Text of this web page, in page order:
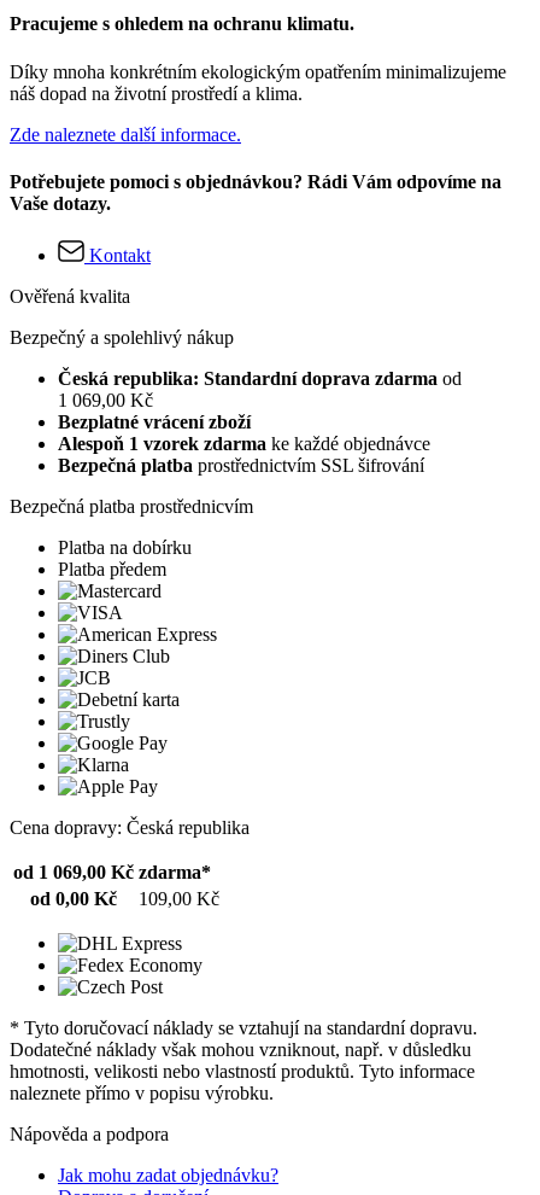
Pracujeme s ohledem na ochranu klimatu.
Díky mnoha konkrétním ekologickým opatřením minimalizujeme
náš dopad na životní prostředí a klima.
Zde naleznete další informace.
Potřebujete pomoci s objednávkou? Rádi Vám odpovíme na
Vaše dotazy.
Kontakt
Ověřená kvalita
Bezpečný a spolehlivý nákup
Česká republika: Standardní doprava zdarma od
1 069,00 Kč
Bezplatné vrácení zboží
Alespoň 1 vzorek zdarma ke každé objednávce
Bezpečná platba prostřednictvím SSL šifrování
Bezpečná platba prostřednicvím
Platba na dobírku
Platba předem
Cena dopravy: Česká republika
od 1 069,00 Kč zdarma*
od 0,00 Kč
109,00 Kč
* Tyto doručovací náklady se vztahují na standardní dopravu.
Dodatečné náklady však mohou vzniknout, např. v důsledku
hmotnosti, velikosti nebo vlastností produktů. Tyto informace
naleznete přímo v popisu výrobku.
Nápověda a podpora
Jak mohu zadat objednávku?